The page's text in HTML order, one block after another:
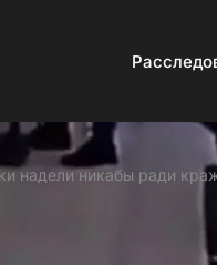
надели никабы ради